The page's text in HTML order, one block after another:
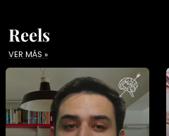
Reels
VER MÁS »